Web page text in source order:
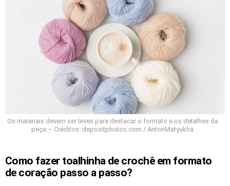
Os materiais devem ser leves para destacar o formato e os detalhes da
peça – Créditos: depositphotos.com / AntonMatyukha
Como fazer toalhinha de crochê em formato
de coração passo a passo?